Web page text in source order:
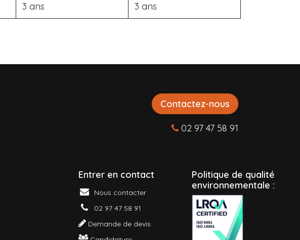
3 ans 3 ans
Contactez-nous
02 97 47 58 91
Entrer en contact
Nous contacter
02 97 47 58 91
Demande de devis
Politique de qualité
environnementale :